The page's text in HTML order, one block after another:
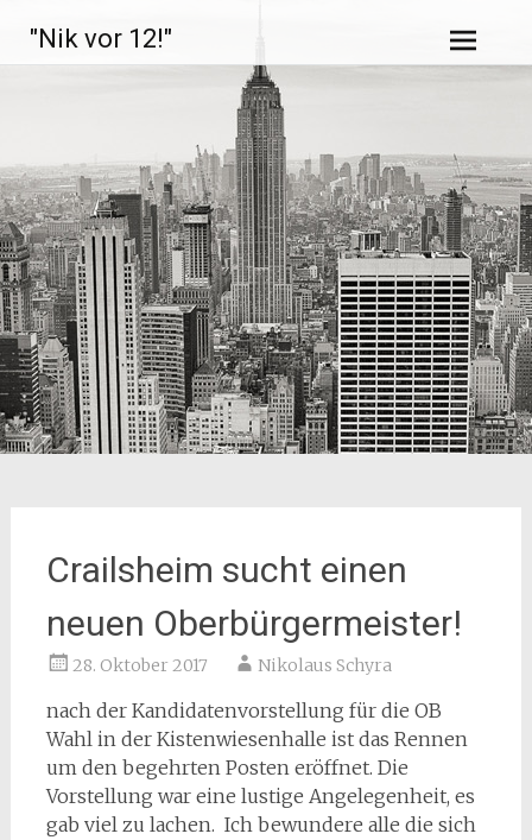
Inhalt
springen
"Nik vor 12!"
Crailsheim sucht einen
neuen Oberbürgermeister!
28. Oktober 2017 Nikolaus Schyra
nach der Kandidatenvorstellung für die OB
Wahl in der Kistenwiesenhalle ist das Rennen
um den begehrten Posten eröffnet. Die
Vorstellung war eine lustige Angelegenheit, es
gab viel zu lachen. Ich bewundere alle die sich